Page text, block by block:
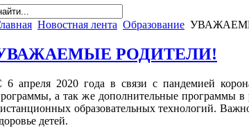
Новостная лента Образование
РОДИТЕЛИ!
6 апреля 2020 года в связи с пандемией
а так же дополнительные программы
образовательных технологий.
детей.